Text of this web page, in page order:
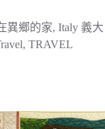
異鄉的家, Italy 義大
, TRAVEL